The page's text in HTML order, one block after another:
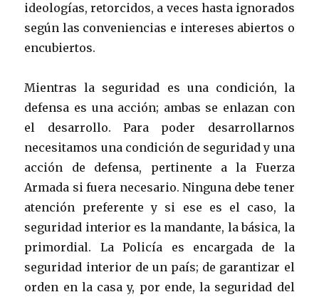
ideologías, retorcidos, a veces hasta ignorados
según las conveniencias e intereses abiertos o
encubiertos.
Mientras la seguridad es una condición, la
defensa es una acción; ambas se enlazan con
el desarrollo. Para poder desarrollarnos
necesitamos una condición de seguridad y una
acción de defensa, pertinente a la Fuerza
Armada si fuera necesario. Ninguna debe tener
atención preferente y si ese es el caso, la
seguridad interior es la mandante, la básica, la
primordial. La Policía es encargada de la
seguridad interior de un país; de garantizar el
orden en la casa y, por ende, la seguridad del